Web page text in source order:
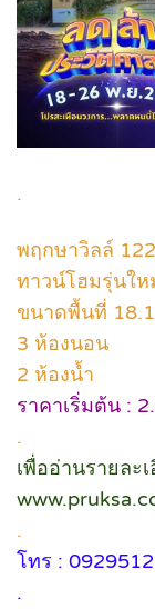
.
พฤกษาวิลล์
ทาวน์โฮมรุ่นให
ขนาดพื้นที่
3 ห้องนอน
2 ห้องน้ำ
ราคาเริ่มต้น :
.
เพื่ออ่านรายละ
.
โทร :
.